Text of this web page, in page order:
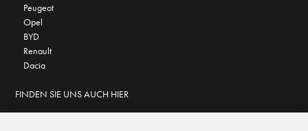
Peugeot
Opel
BYD
Renault
Dacia
FINDEN SIE UNS AUCH HIER